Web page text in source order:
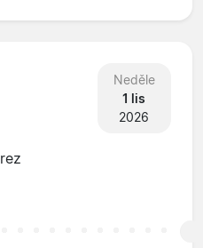
Neděle
1 lis
2026